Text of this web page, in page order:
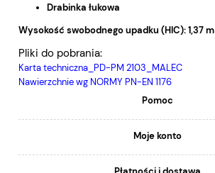
Drabinka łukowa
Wysokość swobodnego upadku (HIC): 1,37 m
Pliki do pobrania:
Karta techniczna_PD-PM 2103_MALEC
Nawierzchnie wg NORMY PN-EN 1176
Pomoc
Moje konto